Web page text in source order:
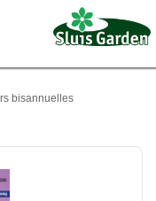
bisannuelles